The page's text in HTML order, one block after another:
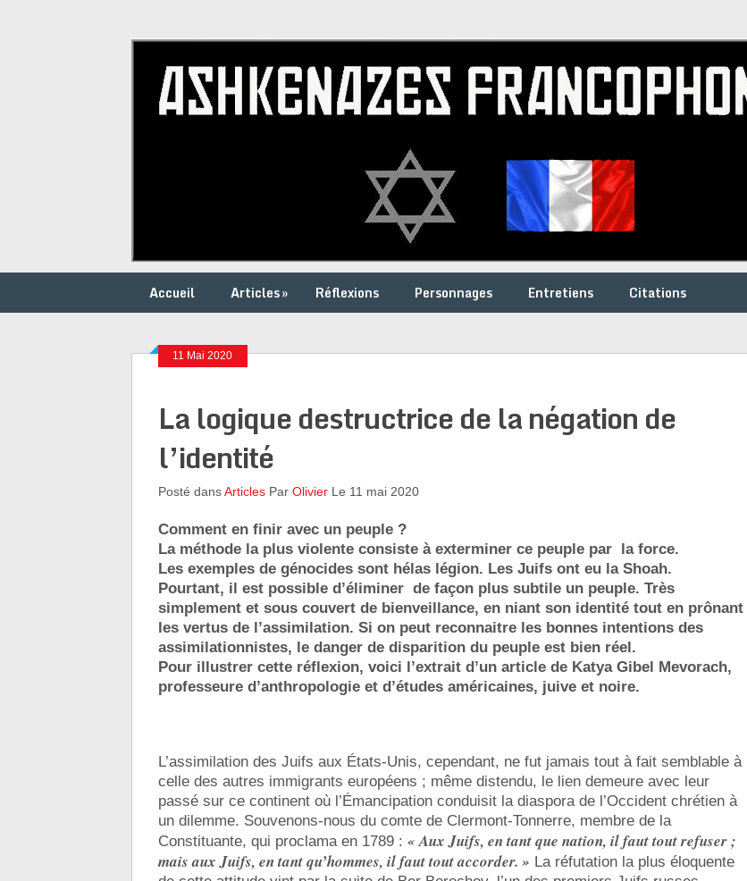
Accueil Articles» Réflexions Personnages Entretiens Citations
11 Mai 2020
La logique destructrice de la négation de
l’identité
Posté dansArticlesPar OlivierLe 11 mai 2020
Comment en finir avec un peuple ?
La méthode la plus violente consiste à exterminer ce peuple par la force.
Les exemples de génocides sont hélas légion. Les Juifs ont eu la Shoah.
Pourtant, il est possible d’éliminer de façon plus subtile un peuple. Très
simplement et sous couvert de bienveillance, en niant son identité tout en prônant
les vertus de l’assimilation. Si on peut reconnaitre les bonnes intentions des
assimilationnistes, le danger de disparition du peuple est bien réel.
Pour illustrer cette réflexion, voici l’extrait d’un article de Katya Gibel Mevorach,
professeure d’anthropologie et d’études américaines, juive et noire.
L’assimilation des Juifs aux États-Unis, cependant, ne fut jamais tout à fait semblable à
celle des autres immigrants européens ; même distendu, le lien demeure avec leur
passé sur ce continent où l’Émancipation conduisit la diaspora de l’Occident chrétien à
un dilemme. Souvenons-nous du comte de Clermont-Tonnerre, membre de la
Constituante, qui proclama en 1789 : « Aux Juifs, en tant que nation, il faut tout refuser ;
mais aux Juifs, en tant qu’hommes, il faut tout accorder. » La réfutation la plus éloquente